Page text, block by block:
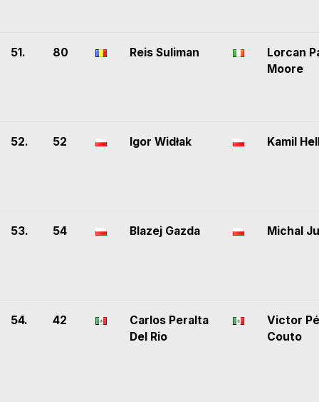
51. 80 Reis Suliman
Lorcan
Moore
52. 52 Igor Widłak Kamil
53. 54 Blazej Gazda Michal
54. 42
Carlos Peralta
Del Rio
Victor
Couto